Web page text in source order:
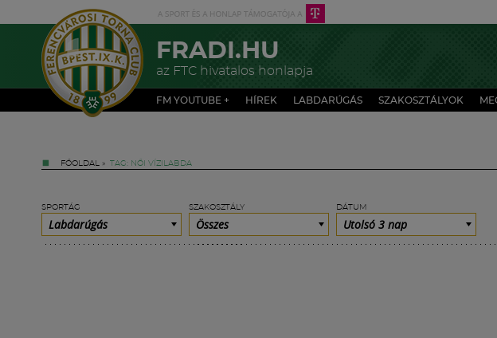
FRADI.HU
az FTC hivatalos honlapja
FM YOUTUBE + HÍREK LABDARÚGÁS SZAKOSZTÁLYOK
FŐOLDAL » TAG: NŐI VÍZILABDA
SPORTÁG
Labdarúgás
SZAKOSZTÁLY
Összes
DÁTUM
Utolsó 3 nap